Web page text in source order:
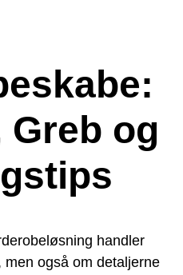
Greb og
handler
også om detaljerne